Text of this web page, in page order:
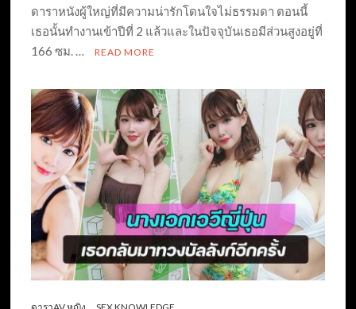
ดาราหนังผู้ใหญ่ที่มีความน่ารักโดนใจไม่ธรรมดา ตอนนี้
เธอนั้นทำงานเข้าปีที่ 2 แล้วและในปัจจุบันเธอมีส่วนสูงอยู่ที่
166 ซม. …
READ MORE